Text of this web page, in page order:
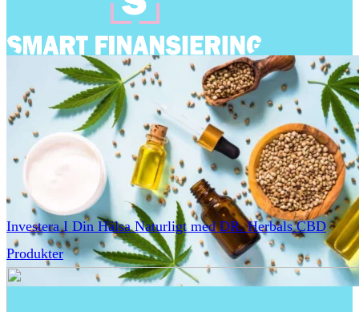
Investera I Din Hälsa Naturligt med DR. Herbals CBD
Produkter